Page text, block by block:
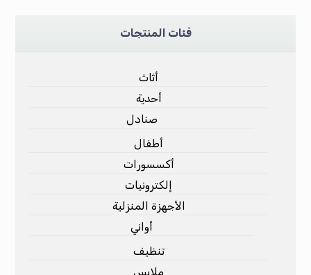
فئات المنتجات
أثاث
أحدية
صنادل
أطفال
أكسسورات
إلكترونيات
الأجهزة المنزلية
أواني
تنظيف
ملابس